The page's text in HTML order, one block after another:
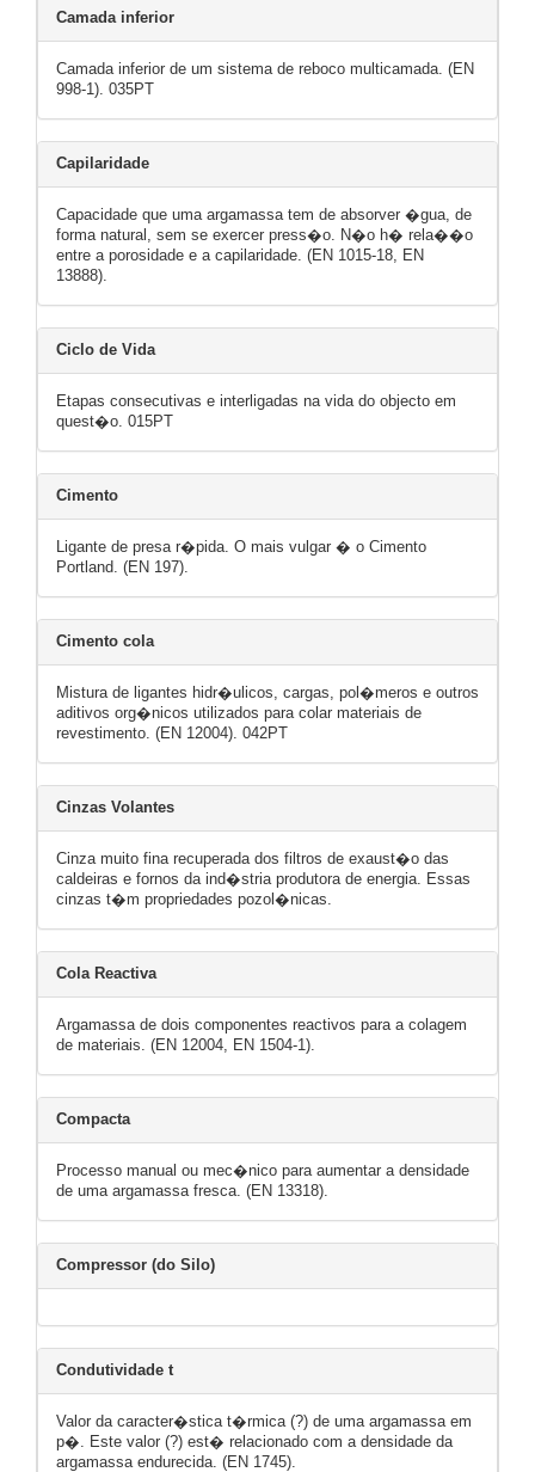
Camada inferior
Camada inferior de um sistema de reboco multicamada. (EN
998-1). 035PT
Capilaridade
Capacidade que uma argamassa tem de absorver �gua, de
forma natural, sem se exercer press�o. N�o h� rela��o
entre a porosidade e a capilaridade. (EN 1015-18, EN
13888).
Ciclo de Vida
Etapas consecutivas e interligadas na vida do objecto em
quest�o. 015PT
Cimento
Ligante de presa r�pida. O mais vulgar � o Cimento
Portland. (EN 197).
Cimento cola
Mistura de ligantes hidr�ulicos, cargas, pol�meros e outros
aditivos org�nicos utilizados para colar materiais de
revestimento. (EN 12004). 042PT
Cinzas Volantes
Cinza muito fina recuperada dos filtros de exaust�o das
caldeiras e fornos da ind�stria produtora de energia. Essas
cinzas t�m propriedades pozol�nicas.
Cola Reactiva
Argamassa de dois componentes reactivos para a colagem
de materiais. (EN 12004, EN 1504-1).
Compacta
Processo manual ou mec�nico para aumentar a densidade
de uma argamassa fresca. (EN 13318).
Compressor (do Silo)
Condutividade t
Valor da caracter�stica t�rmica (?) de uma argamassa em
p�. Este valor (?) est� relacionado com a densidade da
argamassa endurecida. (EN 1745).